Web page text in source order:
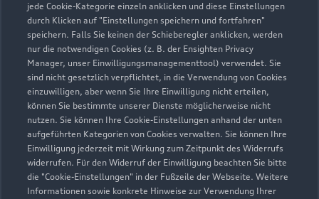
jede Cookie-Kategorie einzeln anklicken und diese Einstellungen
durch Klicken auf "Einstellungen speichern und fortfahren"
speichern. Falls Sie keinen der Schieberegler anklicken, werden
nur die notwendigen Cookies (z. B. der Ensighten Privacy
Manager, unser Einwilligungsmanagementtool) verwendet. Sie
sind nicht gesetzlich verpflichtet, in die Verwendung von Cookies
einzuwilligen, aber wenn Sie Ihre Einwilligung nicht erteilen,
können Sie bestimmte unserer Dienste möglicherweise nicht
nutzen. Sie können Ihre Cookie-Einstellungen anhand der unten
aufgeführten Kategorien von Cookies verwalten. Sie können Ihre
Einwilligung jederzeit mit Wirkung zum Zeitpunkt des Widerrufs
widerrufen. Für den Widerruf der Einwilligung beachten Sie bitte
die "Cookie-Einstellungen" in der Fußzeile der Webseite. Weitere
Informationen sowie konkrete Hinweise zur Verwendung Ihrer
Seeshaupter Straße 19
82377 Penzberg
08856 9090
info@autoundservice.de